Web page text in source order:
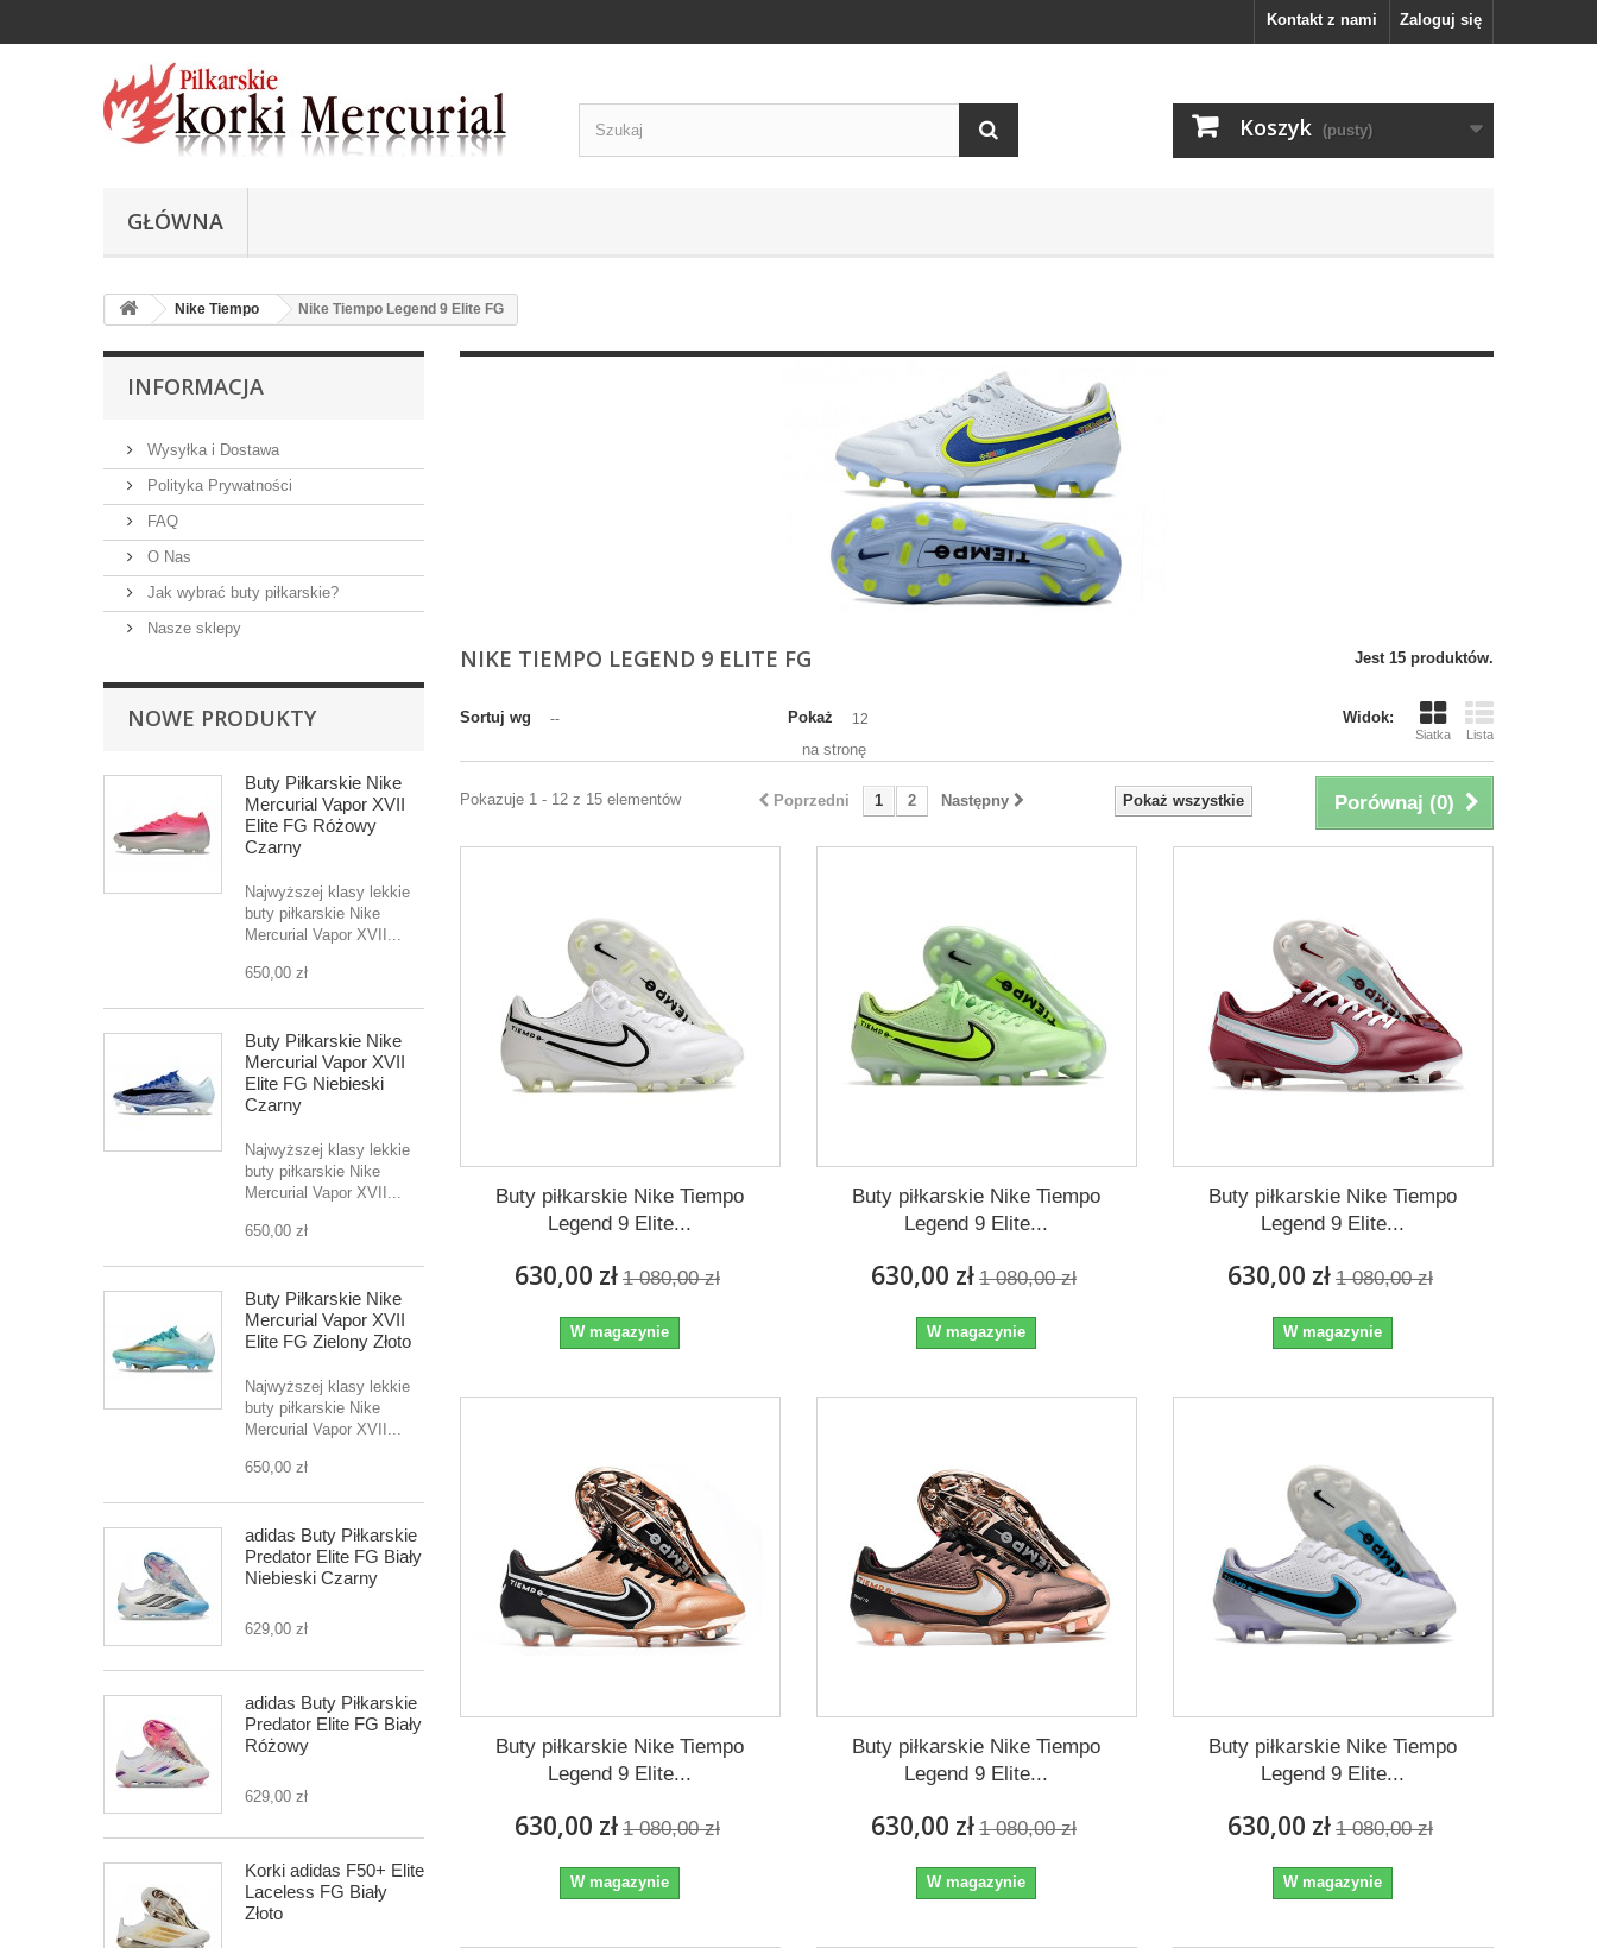
Zaloguj się
Kontakt z nami
Koszyk (pusty)
GŁÓWNA
Nike Tiempo Nike Tiempo Legend 9 Elite FG
INFORMACJA
Wysyłka i Dostawa
Polityka Prywatności
FAQ
O Nas
Jak wybrać buty piłkarskie?
Nasze sklepy
NOWE PRODUKTY
Buty Piłkarskie Nike
Mercurial Vapor XVII
Elite FG Różowy
Czarny
Najwyższej klasy lekkie
buty piłkarskie Nike
Mercurial Vapor XVII...
650,00 zł
Buty Piłkarskie Nike
Mercurial Vapor XVII
Elite FG Niebieski
Czarny
Najwyższej klasy lekkie
buty piłkarskie Nike
Mercurial Vapor XVII...
650,00 zł
Buty Piłkarskie Nike
Mercurial Vapor XVII
Elite FG Zielony Złoto
Najwyższej klasy lekkie
buty piłkarskie Nike
Mercurial Vapor XVII...
650,00 zł
adidas Buty Piłkarskie
Predator Elite FG Biały
Niebieski Czarny
629,00 zł
adidas Buty Piłkarskie
Predator Elite FG Biały
Różowy
629,00 zł
Korki adidas F50+ Elite
Laceless FG Biały
Złoto
NIKE TIEMPO LEGEND 9 ELITE FG Jest 15 produktów.
Widok:
Siatka Lista
Sortuj wg -- Pokaż 12
na stronę
Porównaj (0)
Pokaż wszystkie
Poprzedni 1 2 Następny
Pokazuje 1 - 12 z 15 elementów
Buty piłkarskie Nike Tiempo
Legend 9 Elite...
630,00 zł 1 080,00 zł
W magazynie
Buty piłkarskie Nike Tiempo
Legend 9 Elite...
630,00 zł 1 080,00 zł
W magazynie
Buty piłkarskie Nike Tiempo
Legend 9 Elite...
630,00 zł 1 080,00 zł
W magazynie
Buty piłkarskie Nike Tiempo
Legend 9 Elite...
630,00 zł 1 080,00 zł
W magazynie
Buty piłkarskie Nike Tiempo
Legend 9 Elite...
630,00 zł 1 080,00 zł
W magazynie
Buty piłkarskie Nike Tiempo
Legend 9 Elite...
630,00 zł 1 080,00 zł
W magazynie